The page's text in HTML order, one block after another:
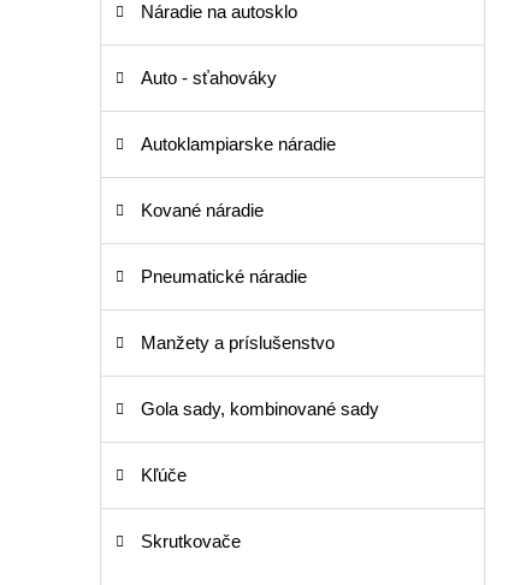
Náradie na autosklo
Auto - sťahováky
Autoklampiarske náradie
Kované náradie
Pneumatické náradie
Manžety a príslušenstvo
Gola sady, kombinované sady
Kľúče
Skrutkovače